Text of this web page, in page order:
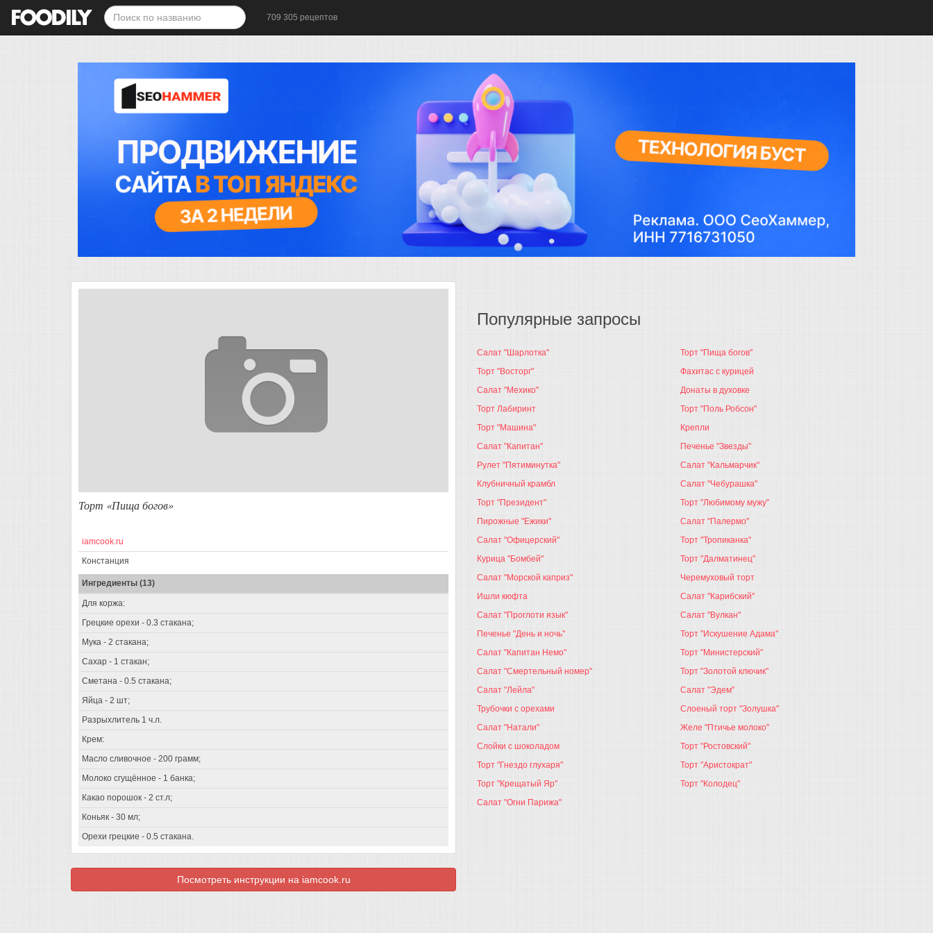
709 305 рецептов
Торт «Пища богов»
iamcook.ru
Констанция
Ингредиенты (13)
Для коржа:
Грецкие орехи - 0.3 стакана;
Мука - 2 стакана;
Сахар - 1 стакан;
Сметана - 0.5 стакана;
Яйца - 2 шт;
Разрыхлитель 1 ч.л.
Крем:
Масло сливочное - 200 грамм;
Молоко сгущённое - 1 банка;
Какао порошок - 2 ст.л;
Коньяк - 30 мл;
Орехи грецкие - 0.5 стакана.
Посмотреть инструкции на iamcook.ru
Популярные запросы
Салат "Шарлотка"
Торт "Восторг"
Салат "Мехико"
Торт Лабиринт
Торт "Машина"
Салат "Капитан"
Рулет "Пятиминутка"
Клубничный крамбл
Торт "Президент"
Пирожные "Ежики"
Салат "Офицерский"
Курица "Бомбей"
Салат "Морской каприз"
Ишли кюфта
Салат "Проглоти язык"
Печенье "День и ночь"
Салат "Капитан Немо"
Салат "Смертельный номер"
Салат "Лейла"
Трубочки с орехами
Салат "Натали"
Слойки с шоколадом
Торт "Гнездо глухаря"
Торт "Крещатый Яр"
Салат "Огни Парижа"
Торт "Пища богов"
Фахитас с курицей
Донаты в духовке
Торт "Поль Робсон"
Крепли
Печенье "Звезды"
Салат "Кальмарчик"
Салат "Чебурашка"
Торт "Любимому мужу"
Салат "Палермо"
Торт "Тропиканка"
Торт "Далматинец"
Черемуховый торт
Салат "Карибский"
Салат "Вулкан"
Торт "Искушение Адама"
Торт "Министерский"
Торт "Золотой ключик"
Салат "Эдем"
Слоеный торт "Золушка"
Желе "Птичье молоко"
Торт "Ростовский"
Торт "Аристократ"
Торт "Колодец"